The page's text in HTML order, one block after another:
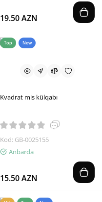
19.50 AZN
Top New
Kvadrat mis külqabı
Kod: GB-0025155
Anbarda
15.50 AZN